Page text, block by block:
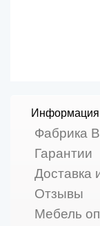
Информация
Фабрика
Гарантии
Доставка
Отзывы
Мебель